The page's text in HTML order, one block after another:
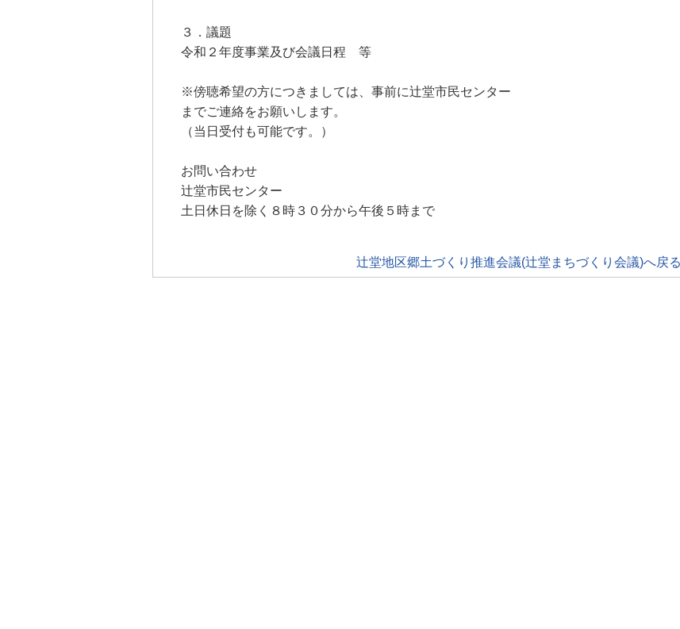
３．議題
令和２年度事業及び会議日程 等
※傍聴希望の方につきましては、事前に辻堂市民センター
までご連絡をお願いします。
（当日受付も可能です。）
お問い合わせ
辻堂市民センター
土日休日を除く８時３０分から午後５時まで
辻堂地区郷土づくり推進会議(辻堂まちづくり会議)へ戻る